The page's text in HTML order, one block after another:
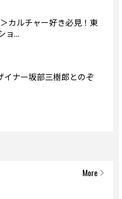
カルチャー好き必見！東
ョ...
イナー坂部三樹郎とのぞ
More